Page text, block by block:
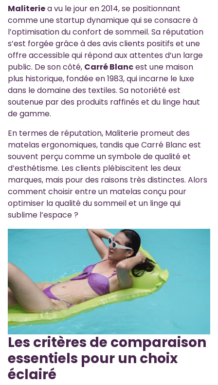
Maliteriea vu le jour en 2014, se positionnant
comme une startup dynamique qui se consacre à
l’optimisation du confort de sommeil. Sa réputation
s’est forgée grâce à des avis clients positifs et une
offre accessible qui répond aux attentes d’un large
public. De son côté, Carré Blancest une maison
plus historique, fondée en 1983, qui incarne le luxe
dans le domaine des textiles. Sa notoriété est
soutenue par des produits raffinés et du linge haut
de gamme.
En termes de réputation, Maliterie promeut des
matelas ergonomiques, tandis que Carré Blanc est
souvent perçu comme un symbole de qualité et
d’esthétisme. Les clients plébiscitent les deux
marques, mais pour des raisons très distinctes. Alors
comment choisir entre un matelas conçu pour
optimiser la qualité du sommeil et un linge qui
sublime l’espace ?
Les critères de comparaison
essentiels pour un choix
éclairé